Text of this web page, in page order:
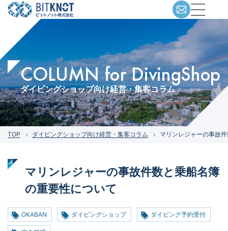
COLUMN for DivingShop
ダイビングショップ向け経営・集客コラム
TOP ダイビングショップ向け経営・集客コラム マリンレジャーの事故
マリンレジャーの事故件数と乗船名簿
の重要性について
OKABAN ダイビングショップ ダイビング予約受付